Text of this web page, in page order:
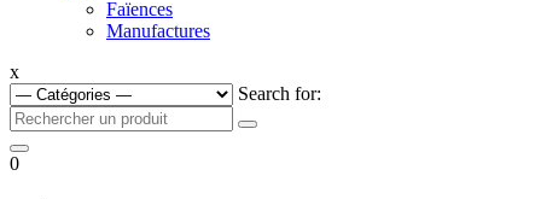
Faïences
Manufactures
x
Search for:
0